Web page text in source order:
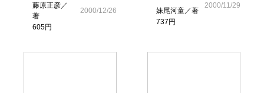
藤原正彦／
著
605円
2000/12/26
妹尾河童／著
737円
2000/11/29